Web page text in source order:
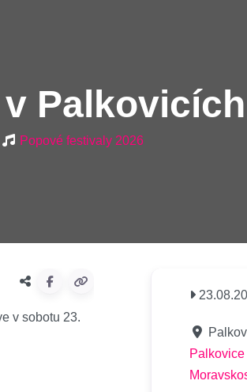
Popové festivaly 2026
v sobotu 23.
Palkovice